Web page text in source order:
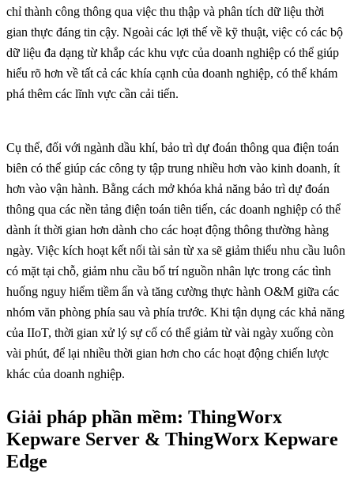
chỉ thành công thông qua việc thu thập và phân tích dữ liệu thời
gian thực đáng tin cậy. Ngoài các lợi thế về kỹ thuật, việc có các bộ
dữ liệu đa dạng từ khắp các khu vực của doanh nghiệp có thể giúp
hiểu rõ hơn về tất cả các khía cạnh của doanh nghiệp, có thể khám
phá thêm các lĩnh vực cần cải tiến.
Cụ thể, đối với ngành dầu khí, bảo trì dự đoán thông qua điện toán
biên có thể giúp các công ty tập trung nhiều hơn vào kinh doanh, ít
hơn vào vận hành. Bằng cách mở khóa khả năng bảo trì dự đoán
thông qua các nền tảng điện toán tiên tiến, các doanh nghiệp có thể
dành ít thời gian hơn dành cho các hoạt động thông thường hàng
ngày. Việc kích hoạt kết nối tài sản từ xa sẽ giảm thiểu nhu cầu luôn
có mặt tại chỗ, giảm nhu cầu bố trí nguồn nhân lực trong các tình
huống nguy hiểm tiềm ẩn và tăng cường thực hành O&M giữa các
nhóm văn phòng phía sau và phía trước. Khi tận dụng các khả năng
của IIoT, thời gian xử lý sự cố có thể giảm từ vài ngày xuống còn
vài phút, để lại nhiều thời gian hơn cho các hoạt động chiến lược
khác của doanh nghiệp.
Giải pháp phần mềm: ThingWorx
Kepware Server & ThingWorx Kepware
Edge